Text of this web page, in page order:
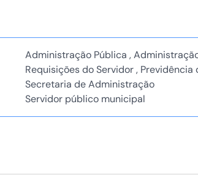
Administração Pública ,
Requisições do Servidor , Previdência
Secretaria de Administração
Servidor público municipal